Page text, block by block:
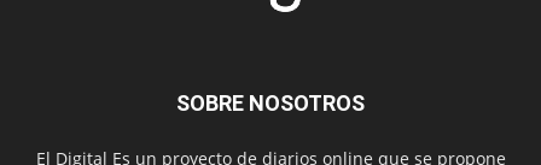
SOBRE NOSOTROS
El Digital Es un proyecto de diarios online que se propone